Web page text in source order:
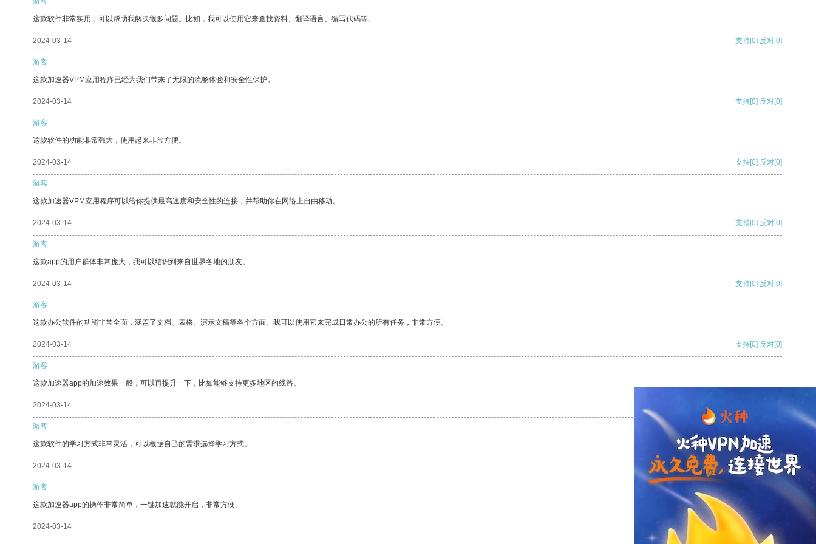
这款软件非常实用，可以帮助我解决很多问题。比如，我可以使用它来查找资料、翻译语言、编写代码等。
2024-03-14 支持[0] 反对[0]
游客
这款加速器VPM应用程序已经为我们带来了无限的流畅体验和安全性保护。
2024-03-14 支持[0] 反对[0]
游客
这款软件的功能非常强大，使用起来非常方便。
2024-03-14 支持[0] 反对[0]
游客
这款加速器VPM应用程序可以给你提供最高速度和安全性的连接，并帮助你在网络上自由移动。
2024-03-14 支持[0] 反对[0]
游客
这款app的用户群体非常庞大，我可以结识到来自世界各地的朋友。
2024-03-14 支持[0] 反对[0]
游客
这款办公软件的功能非常全面，涵盖了文档、表格、演示文稿等各个方面。我可以使用它来完成日常办公的所有任务，非常方便。
2024-03-14 支持[0] 反对[0]
游客
这款加速器app的加速效果一般，可以再提升一下，比如能够支持更多地区的线路。
2024-03-14
游客
这款软件的学习方式非常灵活，可以根据自己的需求选择学习方式。
2024-03-14 支持 [0] 反对[0]
游客
这款加速器app的操作非常简单，一键加速就能开启，非常方便。
2024-03-14 支持[0] 反对